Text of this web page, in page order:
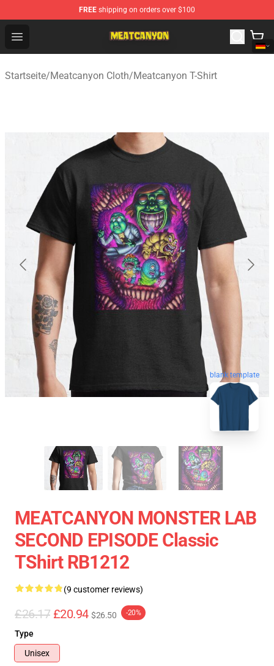
FREE shipping on orders over $100
Open menu
MeatCanyon Shop - Official MeatCanyon Merchandise
Startseite/Meatcanyon Cloth/Meatcanyon T-Shirt
blank template
MEATCANYON MONSTER LAB
SECOND EPISODE Classic
TShirt RB1212
(9 customer reviews)
£26.17 £20.94 $26.50 -20%
Type
Unisex